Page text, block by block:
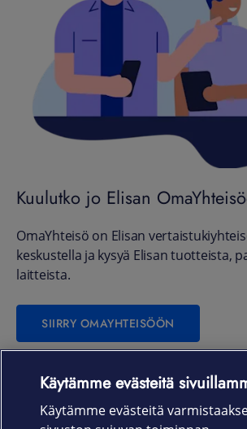
Kuulutko jo Elisan
OmaYhteisö on Elisan
keskustella ja kysyä Elisan tuotteista,
laitteista.
SIIRRY OMAYHTEISÖÖN
Laitteet & liittymät
Käytämme evästeitä
Käytämme evästeitä